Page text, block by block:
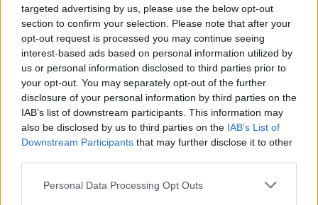
targeted advertising by us, please use the below opt-out
section to confirm your selection. Please note that after your
opt-out request is processed you may continue seeing
interest-based ads based on personal information utilized by
us or personal information disclosed to third parties prior to
your opt-out. You may separately opt-out of the further
disclosure of your personal information by third parties on the
IAB’s list of downstream participants. This information may
also be disclosed by us to third parties on the IAB’s List of
Downstream Participants that may further disclose it to other
Please note that this website/app uses one or more Google
Personal Data Processing Opt Outs